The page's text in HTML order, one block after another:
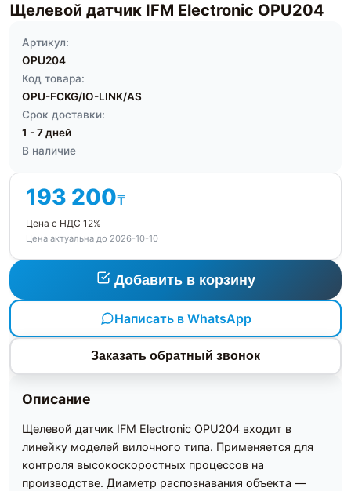
Щелевой датчик IFM Electronic OPU204
Артикул:
OPU204
Код товара:
OPU-FCKG/IO-LINK/AS
Срок доставки:
1 - 7 дней
В наличие
193 200₸
Цена с НДС 12%
Цена актуальна до 2026-10-10
Добавить в корзину
Написать в WhatsApp
Заказать обратный звонок
Описание
Щелевой датчик IFM Electronic OPU204 входит в
линейку моделей вилочного типа. Применяется для
контроля высокоскоростных процессов на
производстве. Диаметр распознавания объекта —